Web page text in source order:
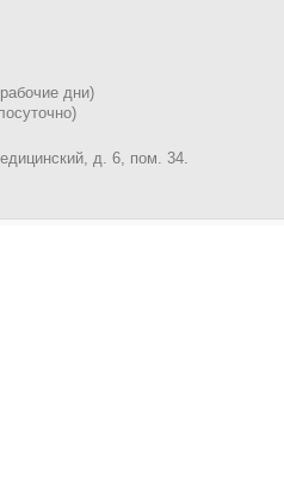
дни)
д. 6, пом. 34.